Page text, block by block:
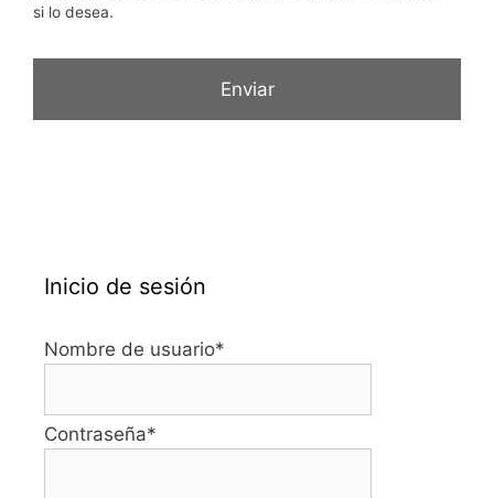
si lo desea.
Inicio de sesión
Nombre de usuario*
Contraseña*